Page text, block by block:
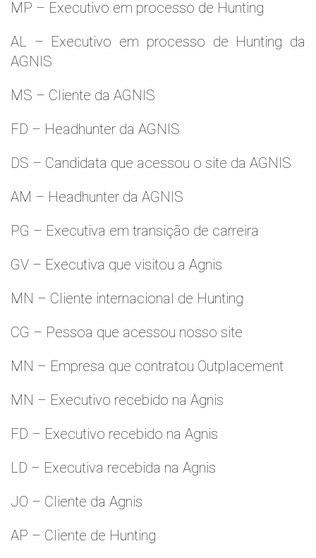
MP – Executivo em processo de Hunting
AL – Executivo em processo de Hunting da
AGNIS
MS – Cliente da AGNIS
FD – Headhunter da AGNIS
DS – Candidata que acessou o site da AGNIS
AM – Headhunter da AGNIS
PG – Executiva em transição de carreira
GV – Executiva que visitou a Agnis
MN – Cliente internacional de Hunting
CG – Pessoa que acessou nosso site
MN – Empresa que contratou Outplacement
MN – Executivo recebido na Agnis
FD – Executivo recebido na Agnis
LD – Executiva recebida na Agnis
JO – Cliente da Agnis
AP – Cliente de Hunting